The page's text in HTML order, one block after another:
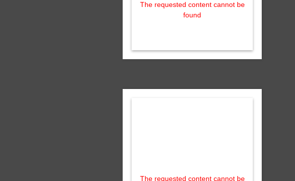
The requested content cannot be
found
The requested content cannot be